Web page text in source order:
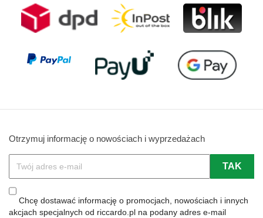
Otrzymuj informację o nowościach i wyprzedażach
Chcę dostawać informację o promocjach, nowościach i innych
akcjach specjalnych od riccardo.pl na podany adres e-mail